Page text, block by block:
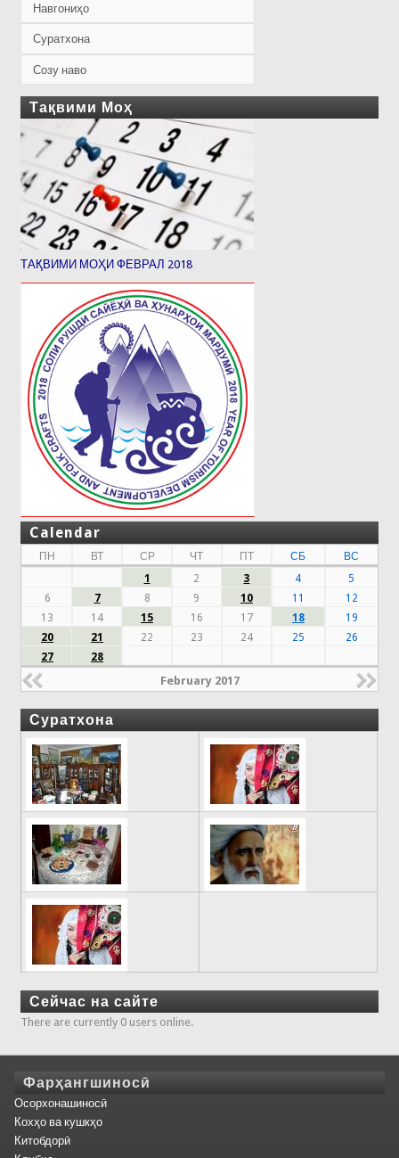
Навгониҳо
Суратхона
Созу наво
Тақвими Моҳ
ТАҚВИМИ МОҲИ ФЕВРАЛ 2018
Calendar
ПН ВТ СР ЧТ ПТ СБ
ВС
1
2 3 4
5
6
7 8 9 10 11
12
13
14 15 16 17 18
19
20
21 22 23 24 25
26
27
28
February 2017
Суратхона
Сейчас на сайте
There are currently 0 users online.
Фарҳангшиносӣ
Осорхонашиносӣ
Кохҳо ва кушкҳо
Китобдорӣ